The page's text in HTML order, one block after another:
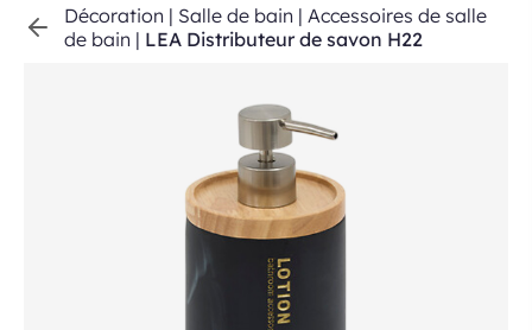
Décoration | Salle de bain | Accessoires de salle
de bain | LEA Distributeur de savon H22